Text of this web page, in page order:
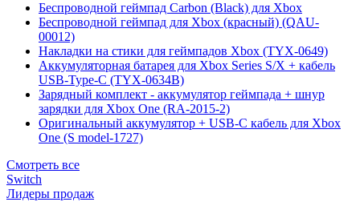
Беспроводной геймпад Carbon (Black) для Xbox
Беспроводной геймпад для Xbox (красный) (QAU-
00012)
Накладки на стики для геймпадов Xbox (TYX-0649)
Аккумуляторная батарея для Xbox Series S/X + кабель
USB-Type-C (TYX-0634B)
Зарядный комплект - аккумулятор геймпада + шнур
зарядки для Xbox One (RA-2015-2)
Оригинальный аккумулятор + USB-C кабель для Xbox
One (S model-1727)
Смотреть все
Switch
Лидеры продаж